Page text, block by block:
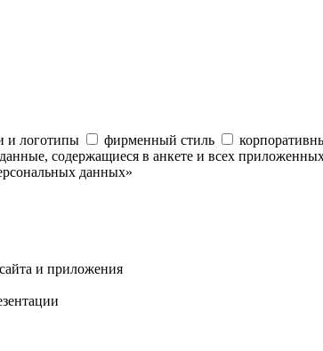
и логотипы фирменный стиль
содержащиеся в анкете и всех
данных»
и приложения